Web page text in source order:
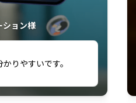
ション様
ていただいている
に役立っている。
りやすいです。